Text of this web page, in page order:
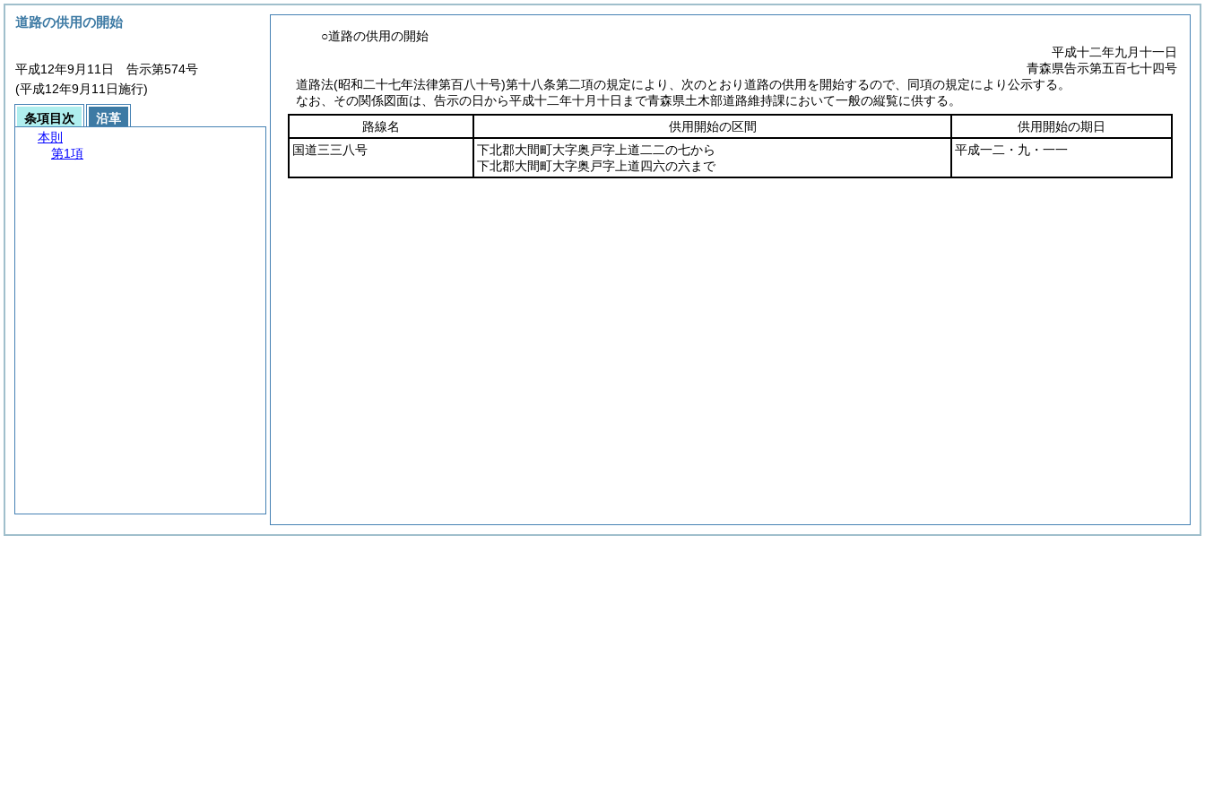
○道路の供用の開始
平成十二年九月十一日
青森県告示第五百七十四号
道路法(昭和二十七年法律第百八十号)第十八条第二項の規定により、次のとおり道路の供用を開始するので、同項の規定により公示する。
なお、その関係図面は、告示の日から平成十二年十月十日まで青森県土木部道路維持課において一般の縦覧に供する。
路線名
供用開始の区間
供用開始の期日
国道三三八号
下北郡大間町大字奥戸字上道二二の七から
下北郡大間町大字奥戸字上道四六の六まで
平成一二・九・一一
道路の供用の開始
平成12年9月11日 告示第574号
(平成12年9月11日施行)
条項目次
沿革
本則
第1項